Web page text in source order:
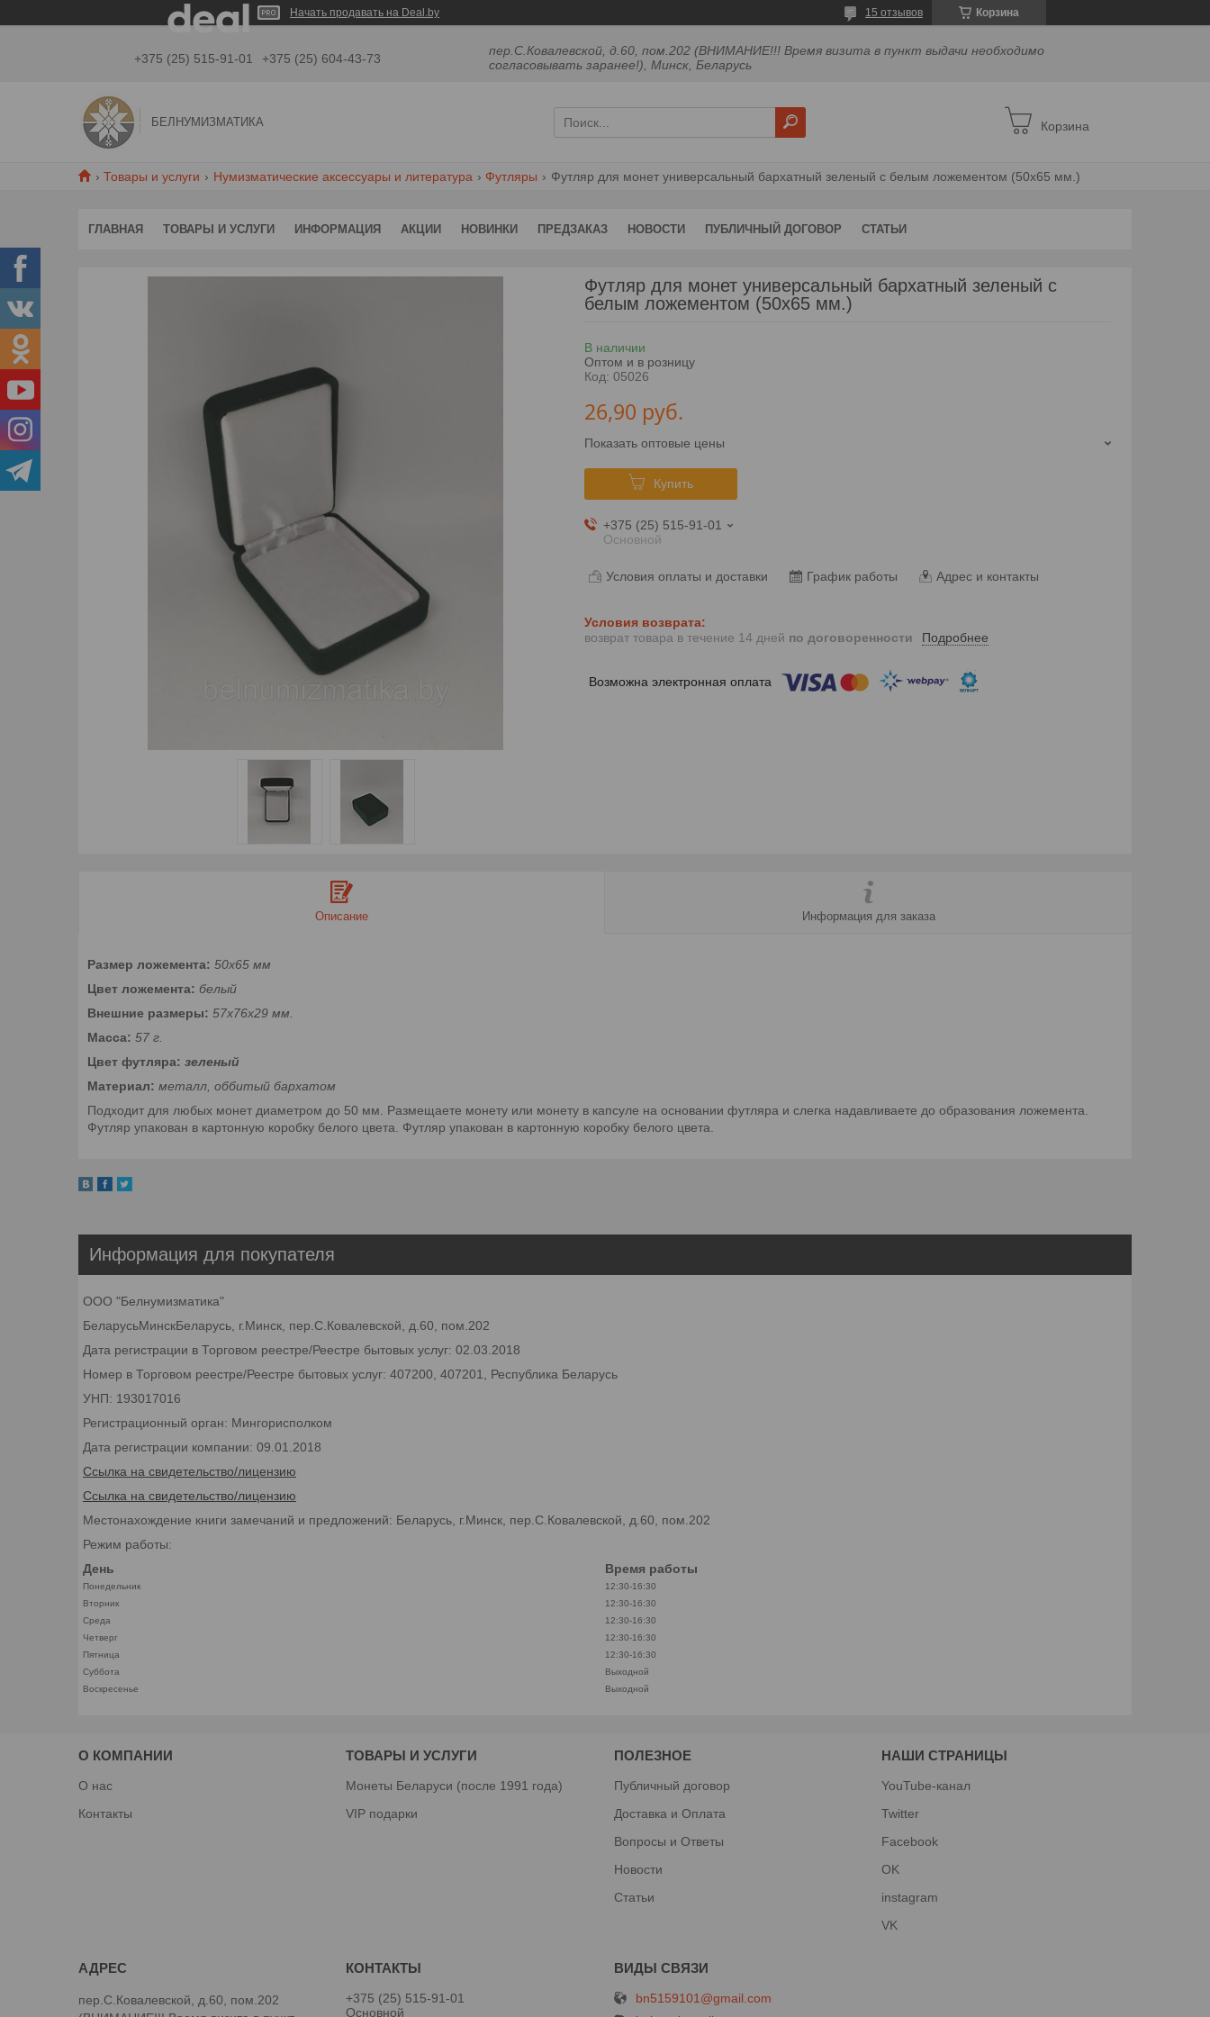
Начать продавать на Deal.by Корзина
15 отзывов
+375 (25) 515-91-01 +375 (25) 604-43-73
пер.С.Ковалевской, д.60, пом.202 (ВНИМАНИЕ!!! Время визита в пункт выдачи необходимо
согласовывать заранее!), Минск, Беларусь
БЕЛНУМИЗМАТИКА Корзина
Товары и услуги Нумизматические аксессуары и литература Футляры Футляр для монет универсальный бархатный зеленый с белым ложементом (50х65 мм.)
ГЛАВНАЯ ТОВАРЫ И УСЛУГИ ИНФОРМАЦИЯ АКЦИИ НОВИНКИ ПРЕДЗАКАЗ НОВОСТИ ПУБЛИЧНЫЙ ДОГОВОР СТАТЬИ
Футляр для монет универсальный бархатный зеленый с
белым ложементом (50х65 мм.)
В наличии
Оптом и в розницу
Код: 05026
26,90 руб.
Показать оптовые цены
Купить
+375 (25) 515-91-01
Основной
Условия оплаты и доставки График работы Адрес и контакты
возврат товара в течение 14 дней по договоренности Подробнее
Описание Информация для заказа
Размер ложемента: 50х65 мм
Цвет ложемента: белый
Внешние размеры: 57х76х29 мм.
Масса: 57 г.
Цвет футляра: зеленый
Материал: металл, оббитый бархатом
Подходит для любых монет диаметром до 50 мм. Размещаете монету или монету в капсуле на основании футляра и слегка надавливаете до образования ложемента.
Футляр упакован в картонную коробку белого цвета. Футляр упакован в картонную коробку белого цвета.
Информация для покупателя
ООО "Белнумизматика"
БеларусьМинскБеларусь, г.Минск, пер.С.Ковалевской, д.60, пом.202
Дата регистрации в Торговом реестре/Реестре бытовых услуг: 02.03.2018
Номер в Торговом реестре/Реестре бытовых услуг: 407200, 407201, Республика Беларусь
УНП: 193017016
Регистрационный орган: Мингорисполком
Дата регистрации компании: 09.01.2018
Ссылка на свидетельство/лицензию
Ссылка на свидетельство/лицензию
Местонахождение книги замечаний и предложений: Беларусь, г.Минск, пер.С.Ковалевской, д.60, пом.202
Режим работы:
День
Время работы
Понедельник
12:30-16:30
Вторник
12:30-16:30
Среда
12:30-16:30
Четверг
12:30-16:30
Пятница
12:30-16:30
Суббота
Выходной
Воскресенье
Выходной
О КОМПАНИИ
О нас
Контакты
ТОВАРЫ И УСЛУГИ
Монеты Беларуси (после 1991 года)
VIP подарки
ПОЛЕЗНОЕ
Публичный договор
Доставка и Оплата
Вопросы и Ответы
Новости
Статьи
НАШИ СТРАНИЦЫ
YouTube-канал
Twitter
Facebook
OK
instagram
VK
пер.С.Ковалевской, д.60, пом.202
+375 (25) 515-91-01
Основной
bn5159101@gmail.com